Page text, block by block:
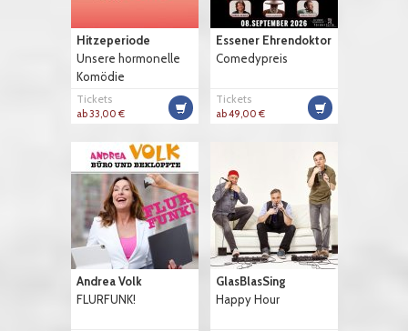
Hitzeperiode
Unsere hormonelle
Komödie
Tickets
ab 33,00 €
Essener Ehrendoktor
Comedypreis
Tickets
ab 49,00 €
Andrea Volk
FLURFUNK!
GlasBlasSing
Happy Hour